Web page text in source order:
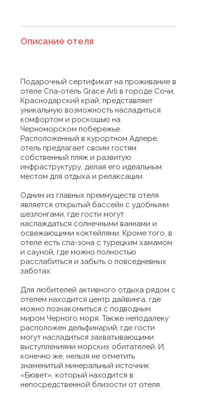
Описание отеля
Подарочный сертификат на проживание в
отеле Спа-отель Grace Arli в городе Сочи,
Краснодарский край, представляет
уникальную возможность насладиться
комфортом и роскошью на
Черноморском побережье.
Расположенный в курортном Адлере,
отель предлагает своим гостям
собственный пляж и развитую
инфраструктуру, делая его идеальным
местом для отдыха и релаксации.
Одним из главных преимуществ отеля
является открытый бассейн с удобными
шезлонгами, где гости могут
наслаждаться солнечными ваннами и
освежающими коктейлями. Кроме того, в
отеле есть спа-зона с турецким хамамом
и сауной, где можно полностью
расслабиться и забыть о повседневных
заботах.
Для любителей активного отдыха рядом с
отелем находится центр дайвинга, где
можно познакомиться с подводным
миром Черного моря. Также неподалеку
расположен дельфинарий, где гости
могут насладиться захватывающими
выступлениями морских обитателей. И,
конечно же, нельзя не отметить
знаменитый минеральный источник
«Бювет», который находится в
непосредственной близости от отеля.